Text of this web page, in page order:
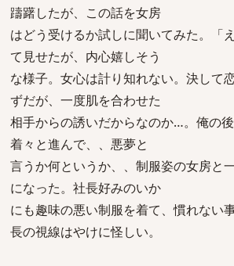
躊躇したが、この話を女房
はどう受けるか試しに聞いてみた。「
て見せたが、内心嬉しそう
な様子。女心は計り知れない。決して
ずだが、一度肌を合わせた
相手からの誘いだからなのか…。俺の
着々と進んで、、悪夢と
言うか何というか、、制服姿の女房と
になった。社長好みのいか
にも趣味の悪い制服を着て、慣れない
長の視線はやけに怪しい。